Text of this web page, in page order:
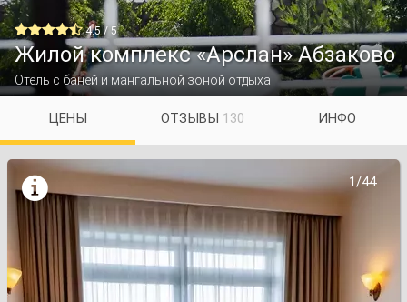
 4.5 / 5
Жилой комплекс «Арслан» Абзаково
Отель с баней и мангальной зоной отдыха
ЦЕНЫ ОТЗЫВЫ 130 ИНФО
1/44
